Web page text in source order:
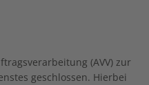
(AVV) zur
geschlossen. Hierbei